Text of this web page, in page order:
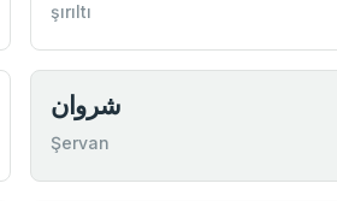
şırıltı
شروان
Şervan